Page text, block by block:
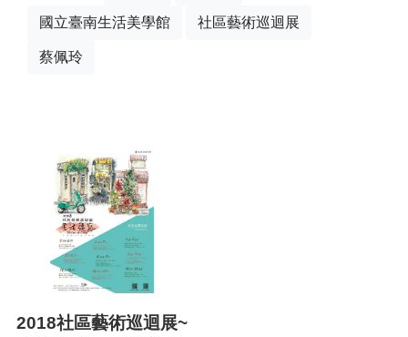
國立臺南生活美學館 社區藝術巡迴展
蔡佩玲
2018社區藝術巡迴展~